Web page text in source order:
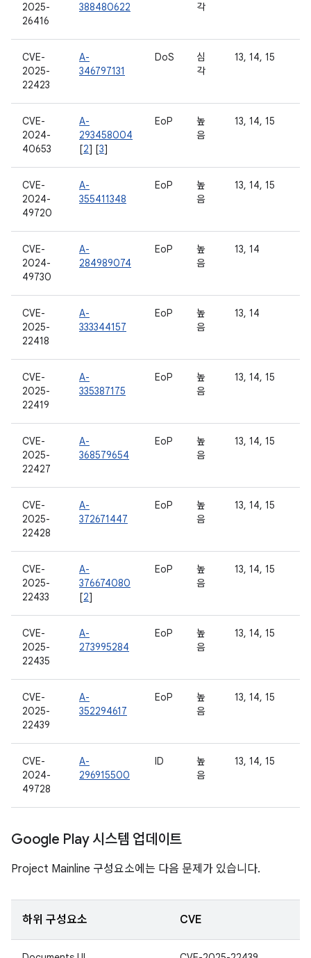
2025-
26416
388480622
각
CVE-
2025-
22423
A-
346797131
DoS
심
각
13, 14, 15
CVE-
2024-
40653
A-
293458004
[2] [3]
EoP
높
음
13, 14, 15
CVE-
2024-
49720
A-
355411348
EoP
높
음
13, 14, 15
CVE-
2024-
49730
A-
284989074
EoP
높
음
13, 14
CVE-
2025-
22418
A-
333344157
EoP
높
음
13, 14
CVE-
2025-
22419
A-
335387175
EoP
높
음
13, 14, 15
CVE-
2025-
22427
A-
368579654
EoP
높
음
13, 14, 15
CVE-
2025-
22428
A-
372671447
EoP
높
음
13, 14, 15
CVE-
2025-
22433
A-
376674080
[2]
EoP
높
음
13, 14, 15
CVE-
2025-
22435
A-
273995284
EoP
높
음
13, 14, 15
CVE-
2025-
22439
A-
352294617
EoP
높
음
13, 14, 15
CVE-
2024-
49728
A-
296915500
ID
높
음
13, 14, 15
Google Play 시스템 업데이트
Project Mainline 구성요소에는 다음 문제가 있습니다.
하위 구성요소 CVE